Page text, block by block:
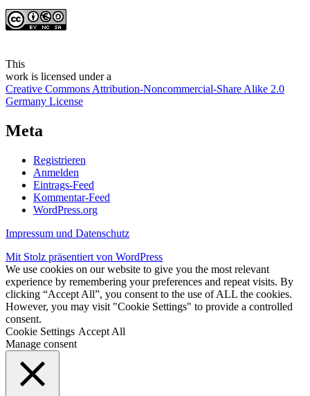
This
work is licensed under a
Creative Commons Attribution-Noncommercial-Share Alike 2.0
Germany License
Meta
Registrieren
Anmelden
Eintrags-Feed
Kommentar-Feed
WordPress.org
Impressum und Datenschutz
Mit Stolz präsentiert von WordPress
We use cookies on our website to give you the most relevant
experience by remembering your preferences and repeat visits. By
clicking “Accept All”, you consent to the use of ALL the cookies.
However, you may visit "Cookie Settings" to provide a controlled
consent.
Cookie Settings Accept All
Manage consent